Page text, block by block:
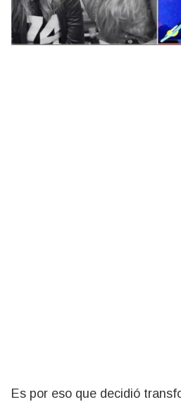
Es por eso que decidió